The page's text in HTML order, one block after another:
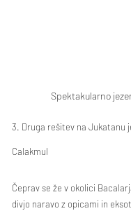
Spektakularno
3. Druga rešitev na Jukatanu
Calakmul
Čeprav se že v okolici
divjo naravo z opicami in